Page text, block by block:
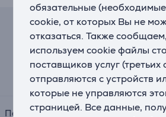
обязательные
cookie, от которых Вы не
отказаться. Также
используем cookie файлы
поставщиков услуг
отправляются с устройств
которые не управляются
страницей. Все данные,
Калькулятор
Примерный размер
51 €
Период